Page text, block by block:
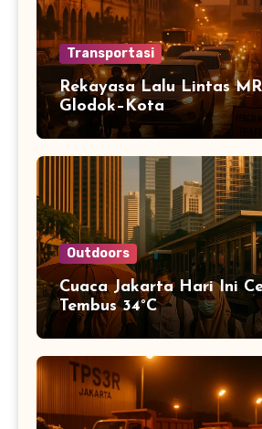
Transportasi
Rekayasa Lalu Lintas
Glodok–Kota
Outdoors
Cuaca Jakarta Hari Ini
Tembus 34°C